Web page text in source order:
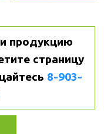
продукцию
страницу
8-903-